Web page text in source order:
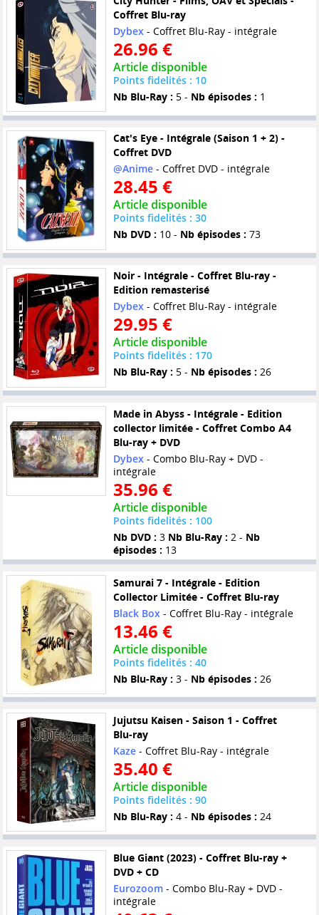
Coffret Blu-ray
Dybex- Coffret Blu-Ray - intégrale
26.96 €
Article disponible
Points fidelités : 10
Nb Blu-Ray : 5 - Nb épisodes : 1
Cat's Eye - Intégrale (Saison 1 + 2) -
Coffret DVD
@Anime- Coffret DVD - intégrale
28.45 €
Article disponible
Points fidelités : 30
Nb DVD : 10 - Nb épisodes : 73
Noir - Intégrale - Coffret Blu-ray -
Edition remasterisé
Dybex- Coffret Blu-Ray - intégrale
29.95 €
Article disponible
Points fidelités : 170
Nb Blu-Ray : 5 - Nb épisodes : 26
Made in Abyss - Intégrale - Edition
collector limitée - Coffret Combo A4
Blu-ray + DVD
Dybex - Combo Blu-Ray + DVD -
intégrale
35.96 €
Article disponible
Points fidelités : 100
Nb DVD : 3 Nb Blu-Ray : 2 - Nb
épisodes : 13
Samurai 7 - Intégrale - Edition
Collector Limitée - Coffret Blu-ray
Black Box - Coffret Blu-Ray - intégrale
13.46 €
Article disponible
Points fidelités : 40
Nb Blu-Ray : 3 - Nb épisodes : 26
Jujutsu Kaisen - Saison 1 - Coffret
Blu-ray
Kaze- Coffret Blu-Ray - intégrale
35.40 €
Article disponible
Points fidelités : 90
Nb Blu-Ray : 4 - Nb épisodes : 24
Blue Giant (2023) - Coffret Blu-ray +
DVD + CD
Eurozoom- Combo Blu-Ray + DVD -
intégrale